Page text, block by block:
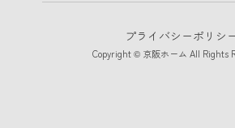
プライバシーポリシ
Copyright © 京阪ホーム All Rights